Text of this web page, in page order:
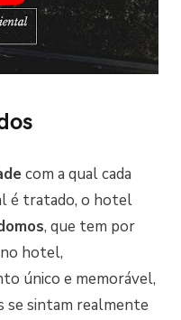
com a qual cada
é tratado, o hotel
, que tem por
hotel,
único e memorável,
se sintam realmente